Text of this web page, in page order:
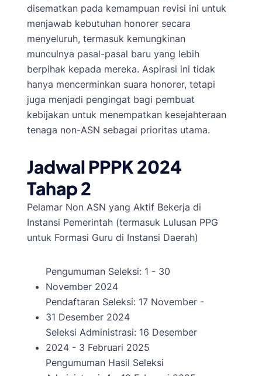
disematkan pada kemampuan revisi ini untuk
menjawab kebutuhan honorer secara
menyeluruh, termasuk kemungkinan
munculnya pasal-pasal baru yang lebih
berpihak kepada mereka. Aspirasi ini tidak
hanya mencerminkan suara honorer, tetapi
juga menjadi pengingat bagi pembuat
kebijakan untuk menempatkan kesejahteraan
tenaga non-ASN sebagai prioritas utama.
Jadwal PPPK 2024
Tahap 2
Pelamar Non ASN yang Aktif Bekerja di
Instansi Pemerintah (termasuk Lulusan PPG
untuk Formasi Guru di Instansi Daerah)
Pengumuman Seleksi: 1 - 30
November 2024
Pendaftaran Seleksi: 17 November -
31 Desember 2024
Seleksi Administrasi: 16 Desember
2024 - 3 Februari 2025
Pengumuman Hasil Seleksi